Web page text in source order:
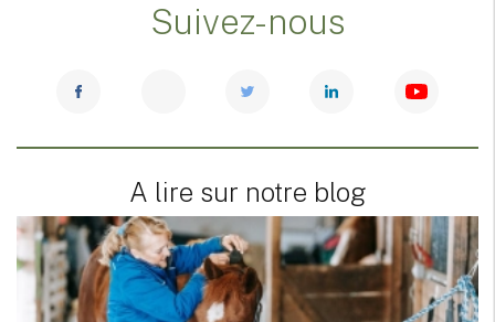
Suivez-nous
A lire sur notre blog